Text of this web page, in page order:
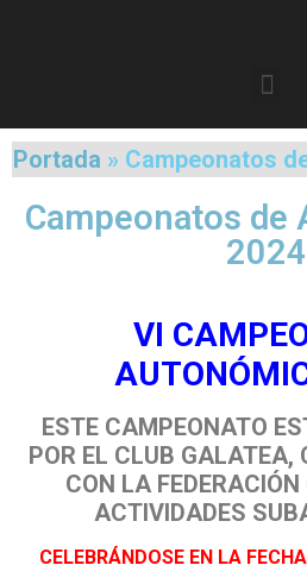
Portada » Campeonatos
Campeonatos de
2024
VI
ESTE CAMPEONATO
POR EL CLUB GALATEA,
CON LA
ACTIVIDADES
CELEBRÁNDOSE EN LA